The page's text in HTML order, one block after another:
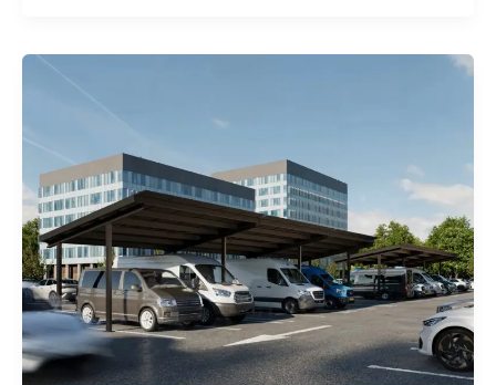
of
Installing
Photovoltaic
Carports
for
Your
Business